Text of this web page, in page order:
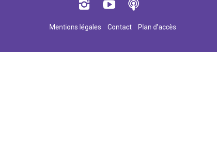
Mentions légales Contact Plan d'accès